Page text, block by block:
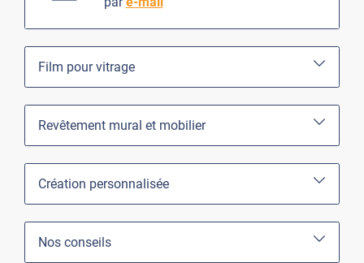
Film pour vitrage
Revêtement mural et mobilier
Création personnalisée
Nos conseils